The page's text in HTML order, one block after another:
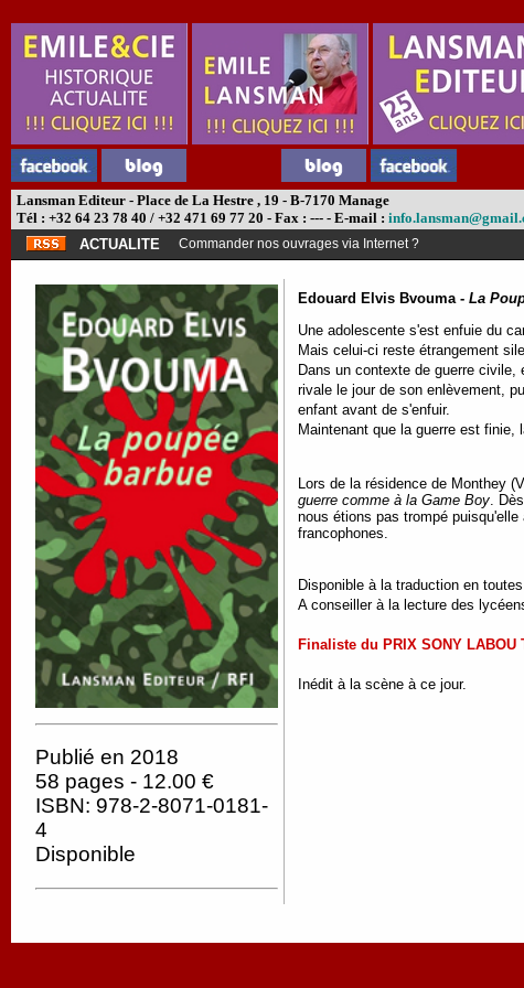
Lansman Editeur - Place de La Hestre , 19 - B-7170 Manage
Tél : +32 64 23 78 40 / +32 471 69 77 20 - Fax : --- - E-mail :
ACTUALITE Commander nos ouvrages via Internet ?
Publié en 2018
58 pages - 12.00 €
ISBN: 978-2-8071-0181-
4
Disponible
Edouard Elvis Bvouma - La
Une adolescente s'est enfuie du
Mais celui-ci reste étrangement
Dans un contexte de guerre
rivale le jour de son enlèvement,
enfant avant de s'enfuir.
Maintenant que la guerre est
Lors de la résidence de Monthey
guerre comme à la Game Boy .
nous étions pas trompé
francophones.
Disponible à la traduction en toutes
A conseiller à la lecture des
Finaliste du PRIX SONY LABOU
Inédit à la scène à ce jour.